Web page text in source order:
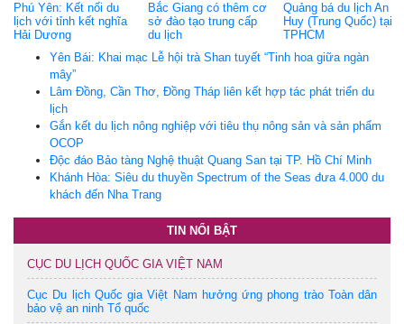
Phú Yên: Kết nối du
lịch với tỉnh kết nghĩa
Hải Dương
Bắc Giang có thêm cơ
sở đào tạo trung cấp
du lịch
Quảng bá du lịch An
Huy (Trung Quốc) tại
TPHCM
Yên Bái: Khai mạc Lễ hội trà Shan tuyết “Tinh hoa giữa ngàn
mây”
Lâm Đồng, Cần Thơ, Đồng Tháp liên kết hợp tác phát triển du
lịch
Gắn kết du lịch nông nghiệp với tiêu thụ nông sản và sản phẩm
OCOP
Độc đáo Bảo tàng Nghệ thuật Quang San tại TP. Hồ Chí Minh
Khánh Hòa: Siêu du thuyền Spectrum of the Seas đưa 4.000 du
khách đến Nha Trang
TIN NỔI BẬT
CỤC DU LỊCH QUỐC GIA VIỆT NAM
Cục Du lịch Quốc gia Việt Nam hưởng ứng phong trào Toàn dân
bảo vệ an ninh Tổ quốc